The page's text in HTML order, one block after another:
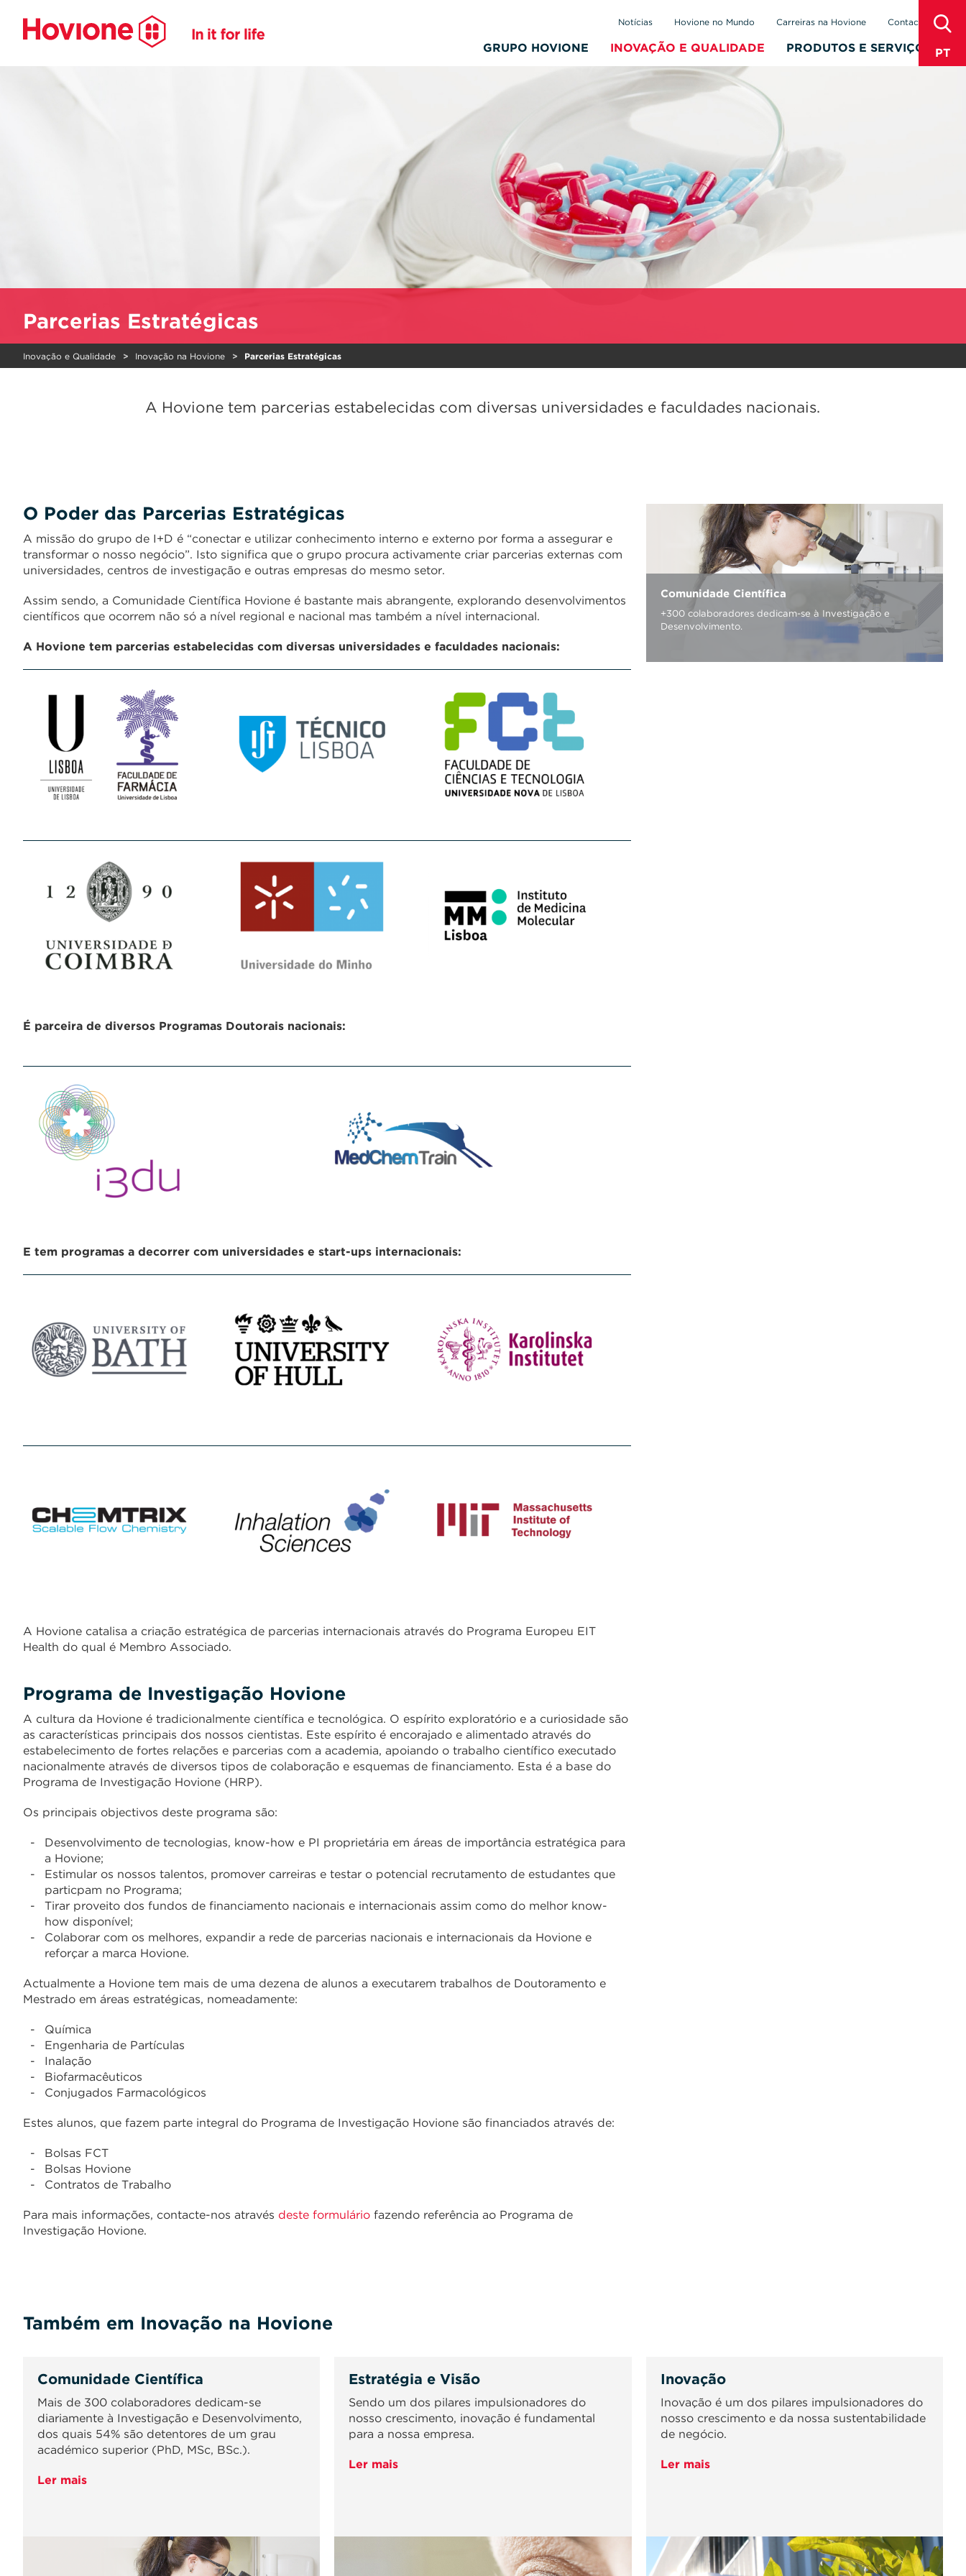
PT
GRUPO HOVIONE INOVAÇÃO E QUALIDADE PRODUTOS E SERVIÇOS
Notícias Hovione no Mundo Carreiras na Hovione Contactos
Parcerias Estratégicas
Inovação e Qualidade Inovação na Hovione Parcerias Estratégicas
A Hovione tem parcerias estabelecidas com diversas universidades e faculdades nacionais.
O Poder das Parcerias Estratégicas
A missão do grupo de I+D é “conectar e utilizar conhecimento interno e externo por forma a assegurar e
transformar o nosso negócio”. Isto significa que o grupo procura activamente criar parcerias externas com
universidades, centros de investigação e outras empresas do mesmo setor.
Assim sendo, a Comunidade Científica Hovione é bastante mais abrangente, explorando desenvolvimentos
científicos que ocorrem não só a nível regional e nacional mas também a nível internacional.
A Hovione tem parcerias estabelecidas com diversas universidades e faculdades nacionais:
É parceira de diversos Programas Doutorais nacionais:
E tem programas a decorrer com universidades e start-ups internacionais:
A Hovione catalisa a criação estratégica de parcerias internacionais através do Programa Europeu EIT
Health do qual é Membro Associado.
Programa de Investigação Hovione
A cultura da Hovione é tradicionalmente científica e tecnológica. O espírito exploratório e a curiosidade são
as características principais dos nossos cientistas. Este espírito é encorajado e alimentado através do
estabelecimento de fortes relações e parcerias com a academia, apoiando o trabalho científico executado
nacionalmente através de diversos tipos de colaboração e esquemas de financiamento. Esta é a base do
Programa de Investigação Hovione (HRP).
Os principais objectivos deste programa são:
Desenvolvimento de tecnologias, know-how e PI proprietária em áreas de importância estratégica para
a Hovione;
Estimular os nossos talentos, promover carreiras e testar o potencial recrutamento de estudantes que
particpam no Programa;
Tirar proveito dos fundos de financiamento nacionais e internacionais assim como do melhor know-
how disponível;
Colaborar com os melhores, expandir a rede de parcerias nacionais e internacionais da Hovione e
reforçar a marca Hovione.
Actualmente a Hovione tem mais de uma dezena de alunos a executarem trabalhos de Doutoramento e
Mestrado em áreas estratégicas, nomeadamente:
Química
Engenharia de Partículas
Inalação
Biofarmacêuticos
Conjugados Farmacológicos
Estes alunos, que fazem parte integral do Programa de Investigação Hovione são financiados através de:
Bolsas FCT
Bolsas Hovione
Contratos de Trabalho
Para mais informações, contacte-nos através deste formulário fazendo referência ao Programa de
Investigação Hovione.
Comunidade Científica
+300 colaboradores dedicam-se à Investigação e
Desenvolvimento.
Também em Inovação na Hovione
Comunidade Científica
Mais de 300 colaboradores dedicam-se
diariamente à Investigação e Desenvolvimento,
dos quais 54% são detentores de um grau
académico superior (PhD, MSc, BSc.).
Ler mais
Estratégia e Visão
Sendo um dos pilares impulsionadores do
nosso crescimento, inovação é fundamental
para a nossa empresa.
Ler mais
Inovação
Inovação é um dos pilares impulsionadores do
nosso crescimento e da nossa sustentabilidade
de negócio.
Ler mais